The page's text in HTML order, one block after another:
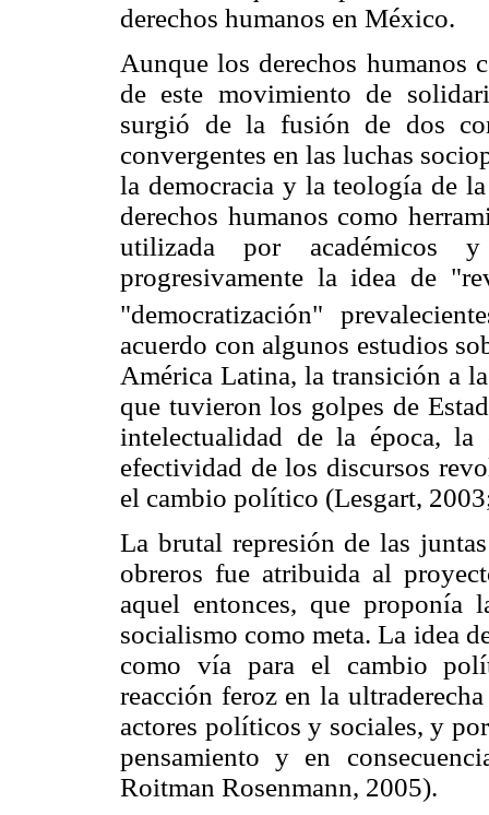
derechos humanos en México.
Aunque los derechos humanos
de este movimiento de
surgió de la fusión de dos
convergentes en las luchas
la democracia y la teología de
derechos humanos como
utilizada por académicos
progresivamente la idea de
"democratización"
acuerdo con algunos estudios
América Latina, la transición a
que tuvieron los golpes de
intelectualidad de la época, la
efectividad de los discursos
el cambio político (Lesgart,
La brutal represión de las
obreros fue atribuida al
aquel entonces, que proponía
socialismo como meta. La idea
como vía para el cambio
reacción feroz en la
actores políticos y sociales, y
pensamiento y en
Roitman Rosenmann, 2005).